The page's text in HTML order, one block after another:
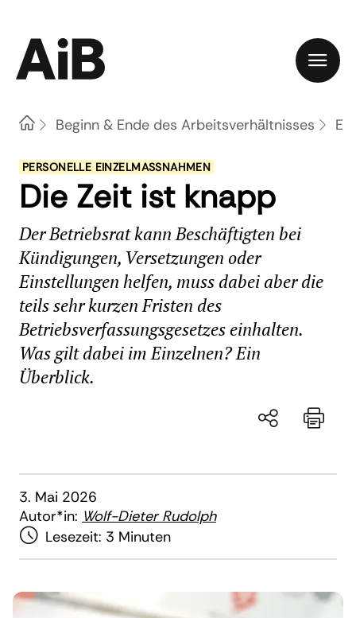
HomeBeginn & Ende des Arbeitsverhältnisses
PERSONELLE EINZELMASSNAHMEN
Die Zeit ist knapp
Der Betriebsrat kann Beschäftigten bei
Kündigungen, Versetzungen oder
Einstellungen helfen, muss dabei aber die
teils sehr kurzen Fristen des
Betriebsverfassungsgesetzes einhalten.
Was gilt dabei im Einzelnen? Ein
Überblick.
3. Mai 2026
Autor*in: Wolf-Dieter Rudolph
Lesezeit: 3 Minuten